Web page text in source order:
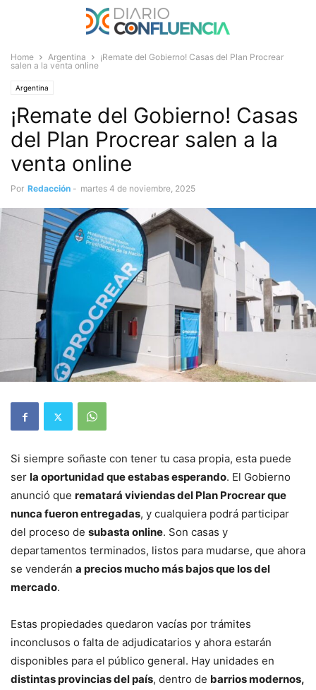
Home Argentina
¡Remate del Gobierno! Casas del Plan Procrear
salen a la venta online
Argentina
¡Remate del Gobierno! Casas
del Plan Procrear salen a la
venta online
Por Redacción - martes 4 de noviembre, 2025
Si siempre soñaste con tener tu casa propia, esta puede
ser la oportunidad que estabas esperando. El Gobierno
anunció que rematará viviendas del Plan Procrear que
nunca fueron entregadas, y cualquiera podrá participar
del proceso de subasta online. Son casas y
departamentos terminados, listos para mudarse, que ahora
se venderán a precios mucho más bajos que los del
mercado.
Estas propiedades quedaron vacías por trámites
inconclusos o falta de adjudicatarios y ahora estarán
disponibles para el público general. Hay unidades en
distintas provincias del país, dentro de barrios modernos,